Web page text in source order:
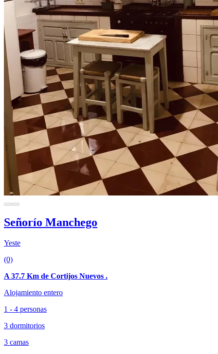
Señorío Manchego
Yeste
(0)
A 37.7 Km de Cortijos Nuevos .
Alojamiento entero
1 - 4 personas
3 dormitorios
3 camas